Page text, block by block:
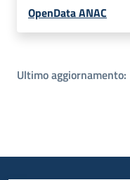
OpenData ANAC
Ultimo aggiornamento: